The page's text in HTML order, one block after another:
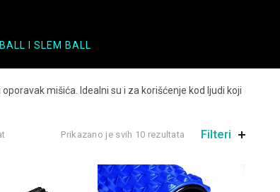
I SLEM BALL
mišića. Idealni su i za korišćenje kod ljudi koji
Prikazano je svih 10 rezultata Filteri